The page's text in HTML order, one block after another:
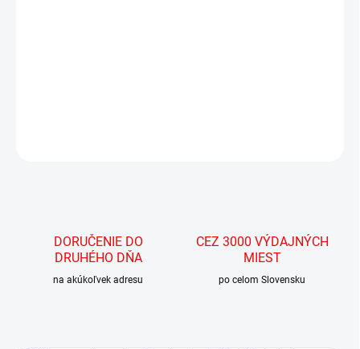
DORUČENIE DO
DRUHÉHO DŇA
na akúkoľvek adresu
CEZ 3000 VÝDAJNÝCH
MIEST
po celom Slovensku